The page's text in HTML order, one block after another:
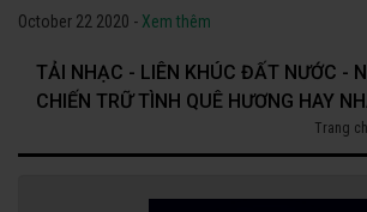
October 22 2020 - Xem thêm
TẢI NHẠC - LIÊN KHÚC ĐẤT NƯỚC -
CHIẾN TRỮ TÌNH QUÊ HƯƠNG HAY
Trang